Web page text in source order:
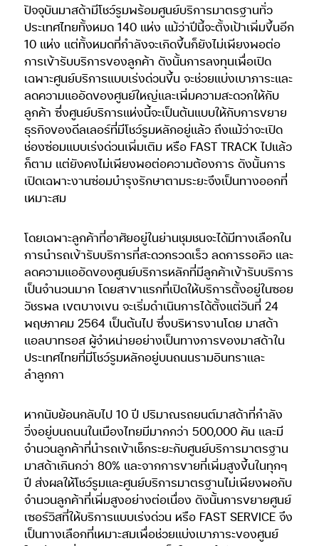
ปัจจุบันมาสด้ามีโชว์รูมพร้อมศูนย์บริการมาตรฐานทั่ว
ประเทศไทยทั้งหมด 140 แห่ง แม้ว่าปีนี้จะตั้งเป้าเพิ่มขึ้นอีก
10 แห่ง แต่ทั้งหมดที่กำลังจะเกิดขึ้นก็ยังไม่เพียงพอต่อ
การเข้ารับบริการของลูกค้า ดังนั้นการลงทุนเพื่อเปิด
เฉพาะศูนย์บริการแบบเร่งด่วนขึ้น จะช่วยแบ่งเบาภาระและ
ลดความแออัดของศูนย์ใหญ่และเพิ่มความสะดวกให้กับ
ลูกค้า ซึ่งศูนย์บริการแห่งนี้จะเป็นต้นแบบให้กับการขยาย
ธุรกิจของดีลเลอร์ที่มีโชว์รูมหลักอยู่แล้ว ถึงแม้ว่าจะเปิด
ช่องซ่อมแบบเร่งด่วนเพิ่มเติม หรือ FAST TRACK ไปแล้ว
ก็ตาม แต่ยังคงไม่เพียงพอต่อความต้องการ ดังนั้นการ
เปิดเฉพาะงานซ่อมบำรุงรักษาตามระยะจึงเป็นทางออกที่
เหมาะสม
โดยเฉพาะลูกค้าที่อาศัยอยู่ในย่านชุมชนจะได้มีทางเลือกใน
การนำรถเข้ารับบริการที่สะดวกรวดเร็ว ลดการรอคิว และ
ลดความแออัดของศูนย์บริการหลักที่มีลูกค้าเข้ารับบริการ
เป็นจำนวนมาก โดยสาขาแรกที่เปิดให้บริการตั้งอยู่ในซอย
วัชรพล เขตบางเขน จะเริ่มดำเนินการได้ตั้งแต่วันที่ 24
พฤษภาคม 2564 เป็นต้นไป ซึ่งบริหารงานโดย มาสด้า
แอลบาทรอส ผู้จำหน่ายอย่างเป็นทางการของมาสด้าใน
ประเทศไทยที่มีโชว์รูมหลักอยู่บนถนนรามอินทราและ
ลำลูกกา
หากนับย้อนกลับไป 10 ปี ปริมาณรถยนต์มาสด้าที่กำลัง
วิ่งอยู่บนถนนในเมืองไทยมีมากกว่า 500,000 คัน และมี
จำนวนลูกค้าที่นำรถเข้าเช็กระยะกับศูนย์บริการมาตรฐาน
มาสด้าเกินกว่า 80% และจากการขายที่เพิ่มสูงขึ้นในทุกๆ
ปี ส่งผลให้โชว์รูมและศูนย์บริการมาตรฐานไม่เพียงพอกับ
จำนวนลูกค้าที่เพิ่มสูงอย่างต่อเนื่อง ดังนั้นการขยายศูนย์
เซอร์วิสที่ให้บริการแบบเร่งด่วน หรือ FAST SERVICE จึง
เป็นทางเลือกที่เหมาะสมเพื่อช่วยแบ่งเบาภาระของศูนย์